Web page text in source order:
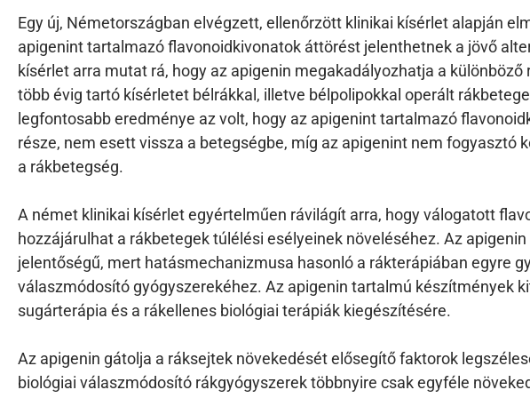
Egy új, Németországban elvégzett, ellenőrzött klinikai kísérlet alapján
apigenint tartalmazó flavonoidkivonatok áttörést jelenthetnek a jövő
kísérlet arra mutat rá, hogy az apigenin megakadályozhatja a
több évig tartó kísérletet bélrákkal, illetve bélpolipokkal operált
legfontosabb eredménye az volt, hogy az apigenint tartalmazó
része, nem esett vissza a betegségbe, míg az apigenint nem fogyasztó
a rákbetegség.
A német klinikai kísérlet egyértelműen rávilágít arra, hogy válogatott
hozzájárulhat a rákbetegek túlélési esélyeinek növeléséhez. Az
jelentőségű, mert hatásmechanizmusa hasonló a rákterápiában egyre
válaszmódosító gyógyszerekéhez. Az apigenin tartalmú készítmények
sugárterápia és a rákellenes biológiai terápiák kiegészítésére.
Az apigenin gátolja a ráksejtek növekedését elősegítő faktorok
biológiai válaszmódosító rákgyógyszerek többnyire csak egyféle